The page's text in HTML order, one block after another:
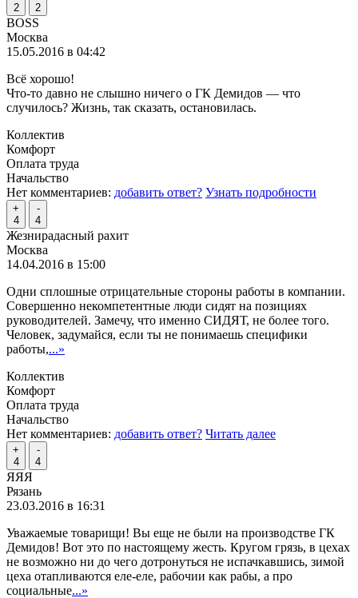
2
2
BOSS
Москва
15.05.2016 в 04:42
Всё хорошо!
Что-то давно не слышно ничего о ГК Демидов — что
случилось? Жизнь, так сказать, остановилась.
Коллектив
Комфорт
Оплата труда
Начальство
Нет комментариев: добавить ответ? Узнать подробности
+
4
-
4
Жезнирадасный рахит
Москва
14.04.2016 в 15:00
Одни сплошные отрицательные стороны работы в компании.
Совершенно некомпетентные люди сидят на позициях
руководителей. Замечу, что именно СИДЯТ, не более того.
Человек, задумайся, если ты не понимаешь специфики
работы,...»
Коллектив
Комфорт
Оплата труда
Начальство
Нет комментариев: добавить ответ? Читать далее
+
4
-
4
ЯЯЯ
Рязань
23.03.2016 в 16:31
Уважаемые товарищи! Вы еще не были на производстве ГК
Демидов! Вот это по настоящему жесть. Кругом грязь, в цехах
не возможно ни до чего дотронуться не испачкавшись, зимой
цеха отапливаются еле-еле, рабочии как рабы, а про
социальные...»